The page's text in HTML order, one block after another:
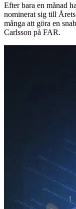
Efter bara en månad
nominerat sig till
många att göra en
Carlsson på FAR.